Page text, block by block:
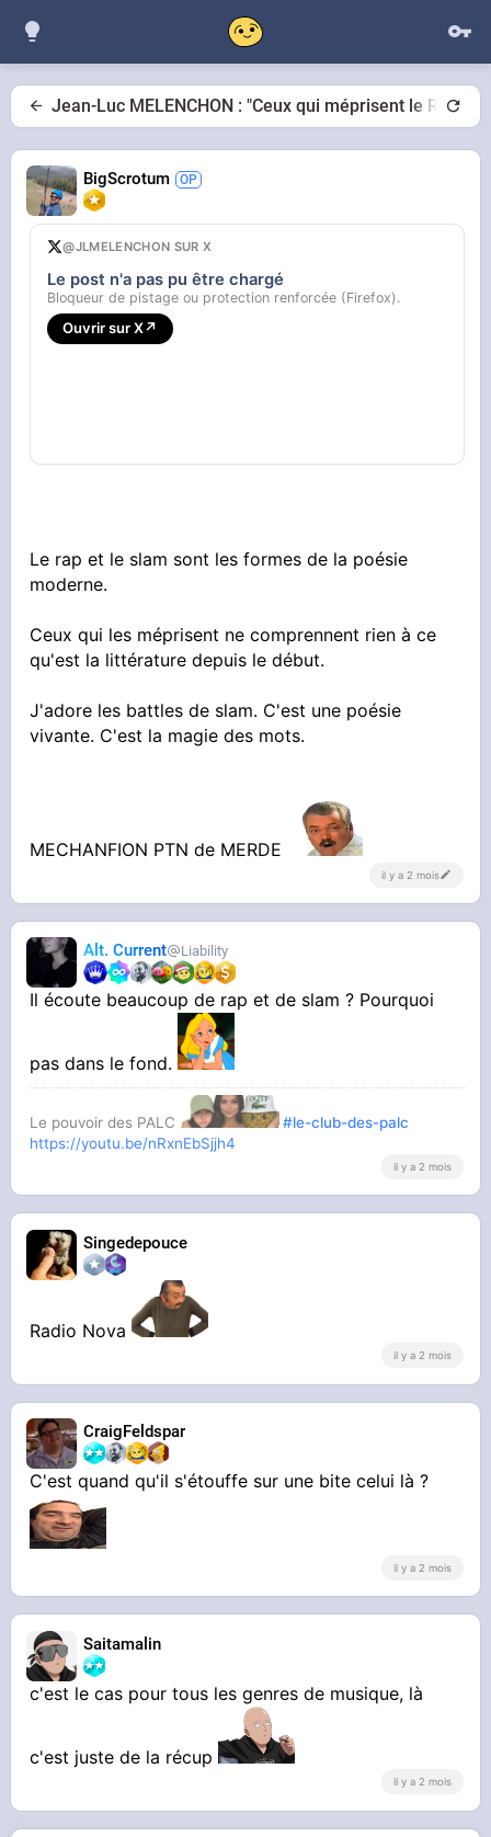
Jean-Luc MELENCHON : "Ceux qui méprisent le RAP/
BigScrotum
@JLMELENCHON SUR X
Le post n'a pas pu être chargé
Bloqueur de pistage ou protection renforcée (Firefox).
Ouvrir sur X↗
Le rap et le slam sont les formes de la poésie
moderne.
Ceux qui les méprisent ne comprennent rien à ce
qu'est la littérature depuis le début.
J'adore les battles de slam. C'est une poésie
vivante. C'est la magie des mots.
MECHANFION PTN de MERDE
il y a 2 mois
Alt. Current Liability
Il écoute beaucoup de rap et de slam ? Pourquoi
pas dans le fond.
Le pouvoir des PALC
#le-club-des-palc
https://youtu.be/nRxnEbSjjh4
il y a 2 mois
Singedepouce
Radio Nova
il y a 2 mois
CraigFeldspar
C'est quand qu'il s'étouffe sur une bite celui là ?
il y a 2 mois
Saitamalin
c'est le cas pour tous les genres de musique, là
c'est juste de la récup
il y a 2 mois